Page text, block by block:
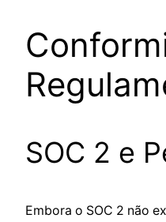
SOC 2 e
Embora o SOC 2 não